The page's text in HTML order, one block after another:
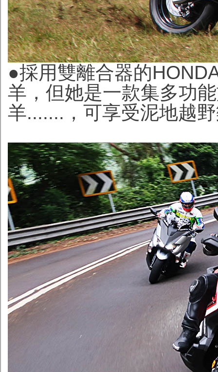
●採用雙離合器的
羊，但她是一款集多功
羊.......，可享受泥地越